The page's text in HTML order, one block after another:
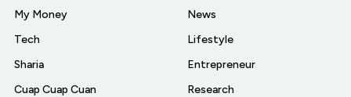
My Money
Tech
Sharia
Cuap Cuap Cuan
News
Lifestyle
Entrepreneur
Research